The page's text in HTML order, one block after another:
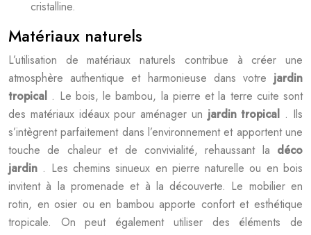
cristalline.
Matériaux naturels
L’utilisation de matériaux naturels contribue à créer une
atmosphère authentique et harmonieuse dans votre jardin
tropical . Le bois, le bambou, la pierre et la terre cuite sont
des matériaux idéaux pour aménager un jardin tropical . Ils
s’intègrent parfaitement dans l’environnement et apportent une
touche de chaleur et de convivialité, rehaussant la déco
jardin . Les chemins sinueux en pierre naturelle ou en bois
invitent à la promenade et à la découverte. Le mobilier en
rotin, en osier ou en bambou apporte confort et esthétique
tropicale. On peut également utiliser des éléments de